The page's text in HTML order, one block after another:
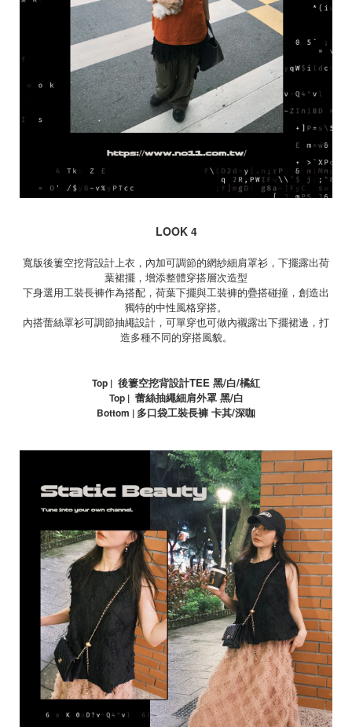
LOOK 4
寬版後簍空挖背設計上衣，內加可調節的網紗細肩罩衫，下擺露出荷
葉裙擺，增添整體穿搭層次造型
下身選用工裝長褲作為搭配，荷葉下擺與工裝褲的疊搭碰撞，創造出
獨特的中性風格穿搭。
內搭蕾絲罩衫可調節抽繩設計，可單穿也可做內襯露出下擺裙邊，打
造多種不同的穿搭風貌。
Top | 後簍空挖背設計TEE 黑/白/橘紅
Top | 蕾絲抽繩細肩外罩 黑/白
Bottom | 多口袋工裝長褲 卡其/深咖